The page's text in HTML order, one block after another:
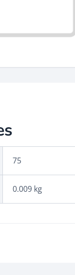
75
0.009 kg